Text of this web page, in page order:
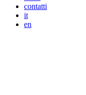
contatti
it
en